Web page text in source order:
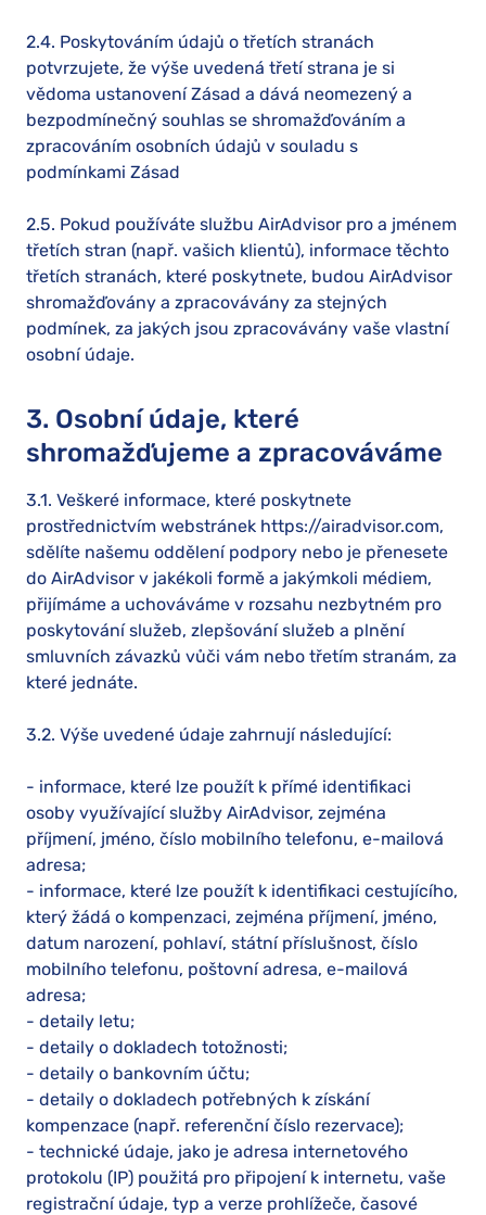
2.4. Poskytováním údajů o třetích stranách
potvrzujete, že výše uvedená třetí strana je si
vědoma ustanovení Zásad a dává neomezený a
bezpodmínečný souhlas se shromažďováním a
zpracováním osobních údajů v souladu s
podmínkami Zásad
2.5. Pokud používáte službu AirAdvisor pro a jménem
třetích stran (např. vašich klientů), informace těchto
třetích stranách, které poskytnete, budou AirAdvisor
shromažďovány a zpracovávány za stejných
podmínek, za jakých jsou zpracovávány vaše vlastní
osobní údaje.
3. Osobní údaje, které
shromažďujeme a zpracováváme
3.1. Veškeré informace, které poskytnete
prostřednictvím webstránek https://airadvisor.com,
sdělíte našemu oddělení podpory nebo je přenesete
do AirAdvisor v jakékoli formě a jakýmkoli médiem,
přijímáme a uchováváme v rozsahu nezbytném pro
poskytování služeb, zlepšování služeb a plnění
smluvních závazků vůči vám nebo třetím stranám, za
které jednáte.
3.2. Výše uvedené údaje zahrnují následující:
- informace, které lze použít k přímé identifikaci
osoby využívající služby AirAdvisor, zejména
příjmení, jméno, číslo mobilního telefonu, e-mailová
adresa;
- informace, které lze použít k identifikaci cestujícího,
který žádá o kompenzaci, zejména příjmení, jméno,
datum narození, pohlaví, státní příslušnost, číslo
mobilního telefonu, poštovní adresa, e-mailová
adresa;
- detaily letu;
- detaily o dokladech totožnosti;
- detaily o bankovním účtu;
- detaily o dokladech potřebných k získání
kompenzace (např. referenční číslo rezervace);
- technické údaje, jako je adresa internetového
protokolu (IP) použitá pro připojení k internetu, vaše
registrační údaje, typ a verze prohlížeče, časové